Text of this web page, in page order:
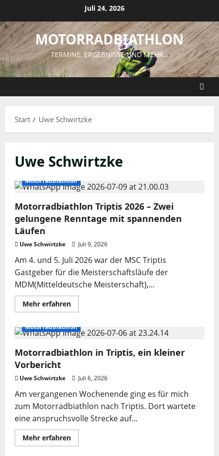
springen
Juli 24, 2026
MOTORRADBIATHLON
TERMINE, ERGEBNISSE UND MEHR…
Start Uwe Schwirtzke
Uwe Schwirtzke
Motorradbiathlon
Motorradbiathlon Triptis 2026 – Zwei
gelungene Renntage mit spannenden
Läufen
Uwe Schwirtzke Juli 9, 2026
Am 4. und 5. Juli 2026 war der MSC Triptis
Gastgeber für die Meisterschaftsläufe der
MDM(Mitteldeutsche Meisterschaft),...
Mehr erfahrenMehr
Informationen
Triptis
2026
Zwei
gelungene
spannenden
Motorradbiathlon
Motorradbiathlon in Triptis, ein kleiner
Vorbericht
Uwe Schwirtzke Juli 6, 2026
Am vergangenen Wochenende ging es für mich
zum Motorradbiathlon nach Triptis. Dort wartete
eine anspruchsvolle Strecke auf...
Mehr erfahrenMehr
Informationen